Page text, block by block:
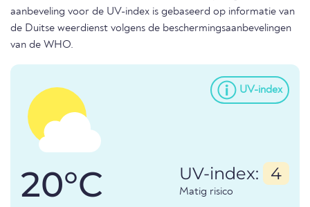
aanbeveling voor de UV-index is gebaseerd op informatie van
de Duitse weerdienst volgens de beschermingsaanbevelingen
van de WHO.
UV-index
20°C UV-index: 4
Matig risico